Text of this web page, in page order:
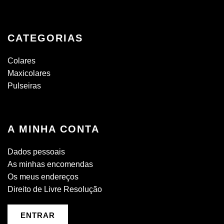
CATEGORIAS
Colares
Maxicolares
Pulseiras
A MINHA CONTA
Dados pessoais
As minhas encomendas
Os meus endereços
Direito de Livre Resolução
ENTRAR